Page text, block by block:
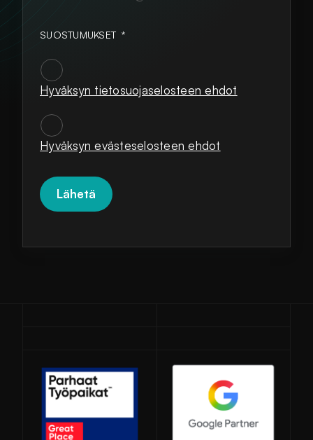
SUOSTUMUKSET *
Hyväksyn tietosuojaselosteen ehdot
SUOSTUMUKSET
Hyväksyn evästeselosteen ehdot